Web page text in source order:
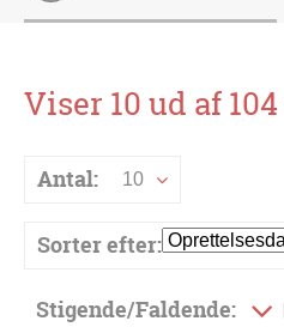
Viser 10 ud af
Antal: 10
Sorter efter:
Stigende/Faldende: